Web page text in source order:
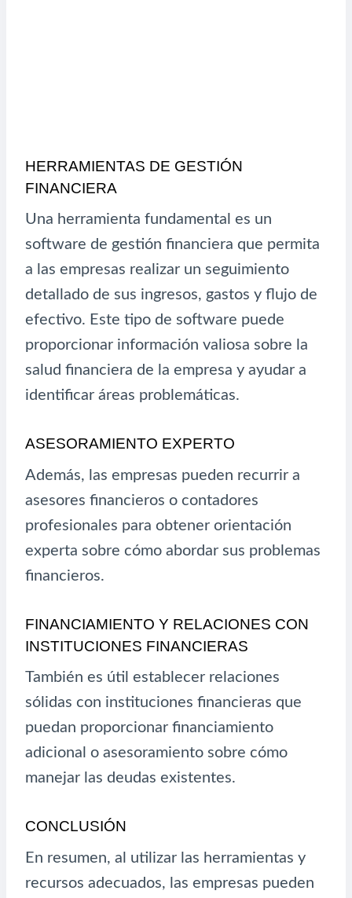
HERRAMIENTAS DE GESTIÓN
FINANCIERA
Una herramienta fundamental es un
software de gestión financiera que permita
a las empresas realizar un seguimiento
detallado de sus ingresos, gastos y flujo de
efectivo. Este tipo de software puede
proporcionar información valiosa sobre la
salud financiera de la empresa y ayudar a
identificar áreas problemáticas.
ASESORAMIENTO EXPERTO
Además, las empresas pueden recurrir a
asesores financieros o contadores
profesionales para obtener orientación
experta sobre cómo abordar sus problemas
financieros.
FINANCIAMIENTO Y RELACIONES CON
INSTITUCIONES FINANCIERAS
También es útil establecer relaciones
sólidas con instituciones financieras que
puedan proporcionar financiamiento
adicional o asesoramiento sobre cómo
manejar las deudas existentes.
CONCLUSIÓN
En resumen, al utilizar las herramientas y
recursos adecuados, las empresas pueden